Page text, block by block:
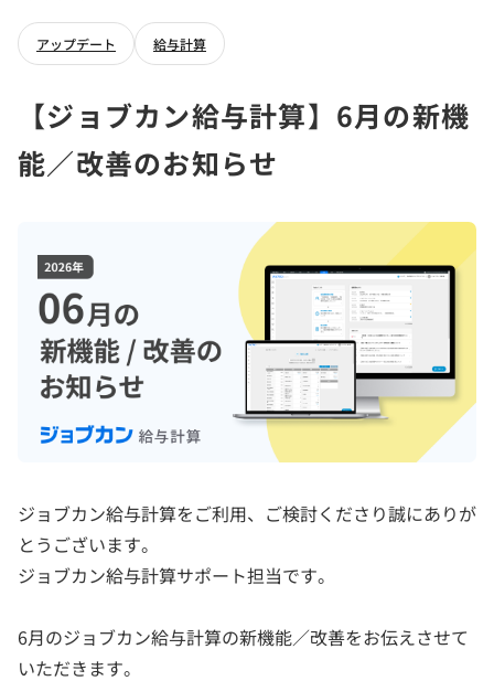
アップデート 給与計算
【ジョブカン給与計算】6月の新機
能／改善のお知らせ
ジョブカン給与計算をご利用、ご検討くださり誠にありが
とうございます。
ジョブカン給与計算サポート担当です。
6月のジョブカン給与計算の新機能／改善をお伝えさせて
いただきます。